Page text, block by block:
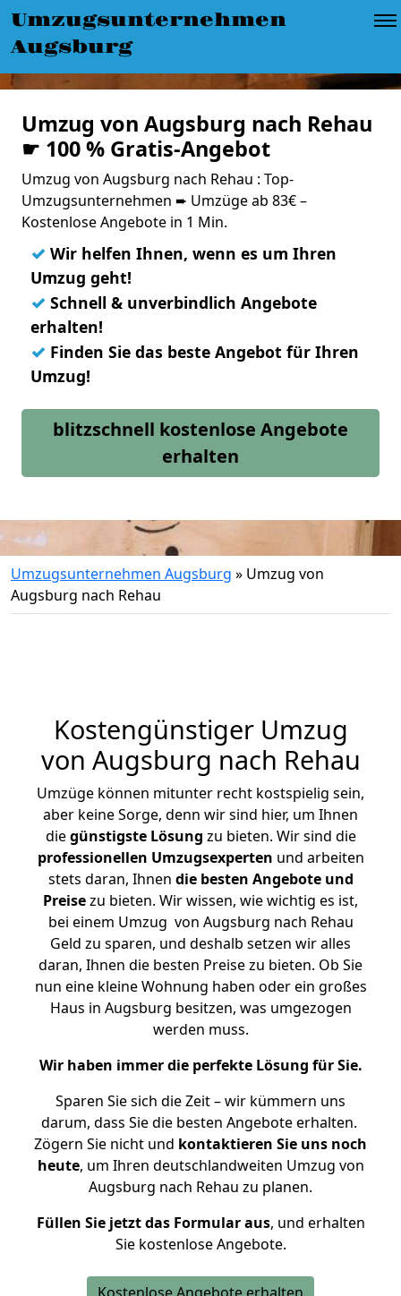
Umzugsunternehmen
Augsburg
Umzug von Augsburg nach Rehau
☛ 100 % Gratis-Angebot
Umzug von Augsburg nach Rehau : Top-
Umzugsunternehmen ➨ Umzüge ab 83€ –
Kostenlose Angebote in 1 Min.
✓ Wir helfen Ihnen, wenn es um Ihren
Umzug geht!
✓ Schnell & unverbindlich Angebote
erhalten!
✓ Finden Sie das beste Angebot für Ihren
Umzug!
blitzschnell kostenlose Angebote
erhalten
Umzugsunternehmen Augsburg » Umzug von
Augsburg nach Rehau
Kostengünstiger Umzug
von Augsburg nach Rehau
Umzüge können mitunter recht kostspielig sein,
aber keine Sorge, denn wir sind hier, um Ihnen
diegünstigste Lösung zu bieten. Wir sind die
professionellen Umzugsexperten und arbeiten
stets daran, Ihnen die besten Angebote und
Preisezu bieten. Wir wissen, wie wichtig es ist,
bei einem Umzug von Augsburg nach Rehau
Geld zu sparen, und deshalb setzen wir alles
daran, Ihnen die besten Preise zu bieten. Ob Sie
nun eine kleine Wohnung haben oder ein großes
Haus in Augsburg besitzen, was umgezogen
werden muss.
Wir haben immer die perfekte Lösung für Sie.
Sparen Sie sich die Zeit – wir kümmern uns
darum, dass Sie die besten Angebote erhalten.
Zögern Sie nicht und kontaktieren Sie uns noch
heute, um Ihren deutschlandweiten Umzug von
Augsburg nach Rehau zu planen.
Füllen Sie jetzt das Formular aus, und erhalten
Sie kostenlose Angebote.